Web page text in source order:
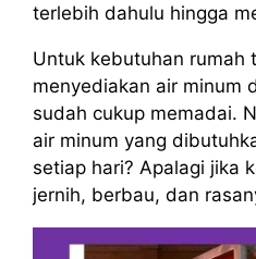
terlebih dahulu hingga
Untuk kebutuhan rumah
menyediakan air minum
sudah cukup memadai.
air minum yang
setiap hari? Apalagi jika
jernih, berbau, dan